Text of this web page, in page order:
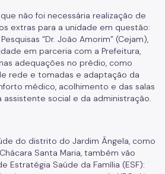
não foi necessária realização de
extras para a unidade em questão:
“Dr. João Amorim” (Cejam),
em parceria com a Prefeitura,
adequações no prédio, como
rede e tomadas e adaptação da
médico, acolhimento e das salas
assistente social e da administração.
do distrito do Jardim Ângela, como
Santa Maria, também vão
Estratégia Saúde da Família (ESF):